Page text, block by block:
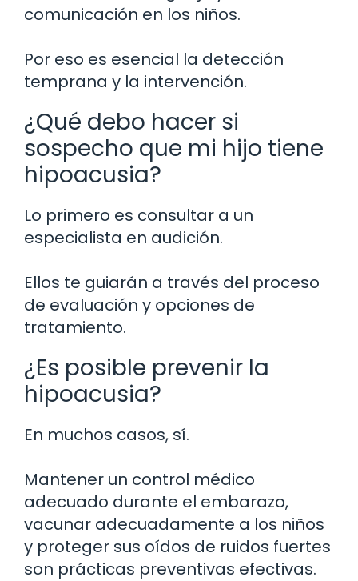
comunicación en los niños.
Por eso es esencial la detección
temprana y la intervención.
¿Qué debo hacer si
sospecho que mi hijo tiene
hipoacusia?
Lo primero es consultar a un
especialista en audición.
Ellos te guiarán a través del proceso
de evaluación y opciones de
tratamiento.
¿Es posible prevenir la
hipoacusia?
En muchos casos, sí.
Mantener un control médico
adecuado durante el embarazo,
vacunar adecuadamente a los niños
y proteger sus oídos de ruidos fuertes
son prácticas preventivas efectivas.